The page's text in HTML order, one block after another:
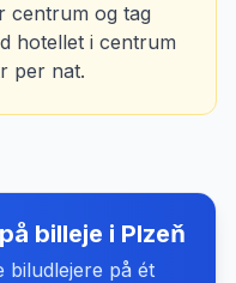
centrum og tag
hotellet i centrum
per nat.
billeje i Plzeň
biludlejere på ét